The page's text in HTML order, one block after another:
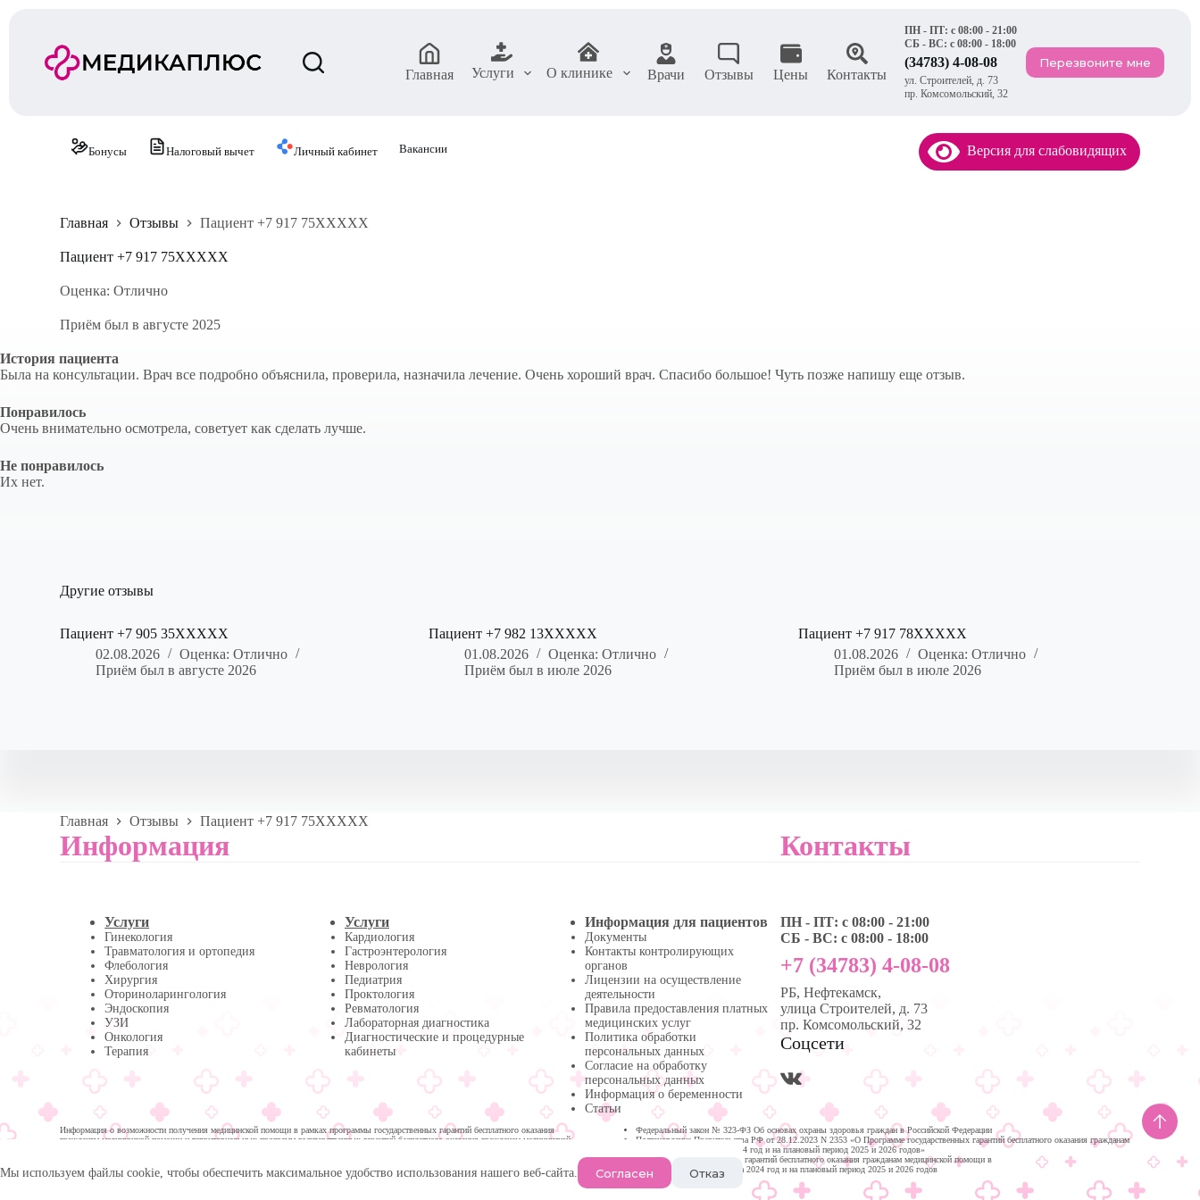
Мы используем файлы cookie, чтобы обеспечить максимальное удобство использования нашего веб-сайта. Согласен Отказ
Главная Услуги О клинике Врачи Отзывы Цены Контакты
ПН - ПТ: с 08:00 - 21:00
СБ - ВС: с 08:00 - 18:00
(34783) 4-08-08
ул. Строителей, д. 73
пр. Комсомольский, 32
Перезвоните мне
Бонусы Налоговый вычет Личный кабинет Вакансии Версия для слабовидящих
Главная Отзывы Пациент +7 917 75XXXXX
Пациент +7 917 75XXXXX
Оценка: Отлично
Приём был в августе 2025
История пациента
Была на консультации. Врач все подробно объяснила, проверила, назначила лечение. Очень хороший врач. Спасибо большое! Чуть позже напишу еще отзыв.
Понравилось
Очень внимательно осмотрела, советует как сделать лучше.
Не понравилось
Их нет.
Другие отзывы
Пациент +7 905 35XXXXX
02.08.2026
Оценка: Отлично
Приём был в августе 2026
Пациент +7 982 13XXXXX
01.08.2026
Оценка: Отлично
Приём был в июле 2026
Пациент +7 917 78XXXXX
01.08.2026
Оценка: Отлично
Приём был в июле 2026
Главная Отзывы Пациент +7 917 75XXXXX
Информация
Услуги
Гинекология
Травматология и ортопедия
Флебология
Хирургия
Оториноларингология
Эндоскопия
УЗИ
Онкология
Терапия
Услуги
Кардиология
Гастроэнтерология
Неврология
Педиатрия
Проктология
Ревматология
Лабораторная диагностика
Диагностические и процедурные
кабинеты
Информация для пациентов
Документы
Контакты контролирующих
органов
Лицензии на осуществление
деятельности
Правила предоставления платных
медицинских услуг
Политика обработки
персональных данных
Согласие на обработку
персональных данных
Информация о беременности
Статьи
Контакты
ПН - ПТ: с 08:00 - 21:00
СБ - ВС: с 08:00 - 18:00
+7 (34783) 4-08-08
РБ, Нефтекамск,
улица Строителей, д. 73
пр. Комсомольский, 32
Соцсети
Информация о возможности получения медицинской помощи в рамках программы государственных гарантий бесплатного оказания
гражданам медицинской помощи и территориальных программ государственных гарантий бесплатного оказания гражданам медицинской
Федеральный закон № 323-ФЗ Об основах охраны здоровья граждан в Российской Федерации
Постановление Правительства РФ от 28.12.2023 N 2353 «О Программе государственных гарантий бесплатного оказания гражданам
медицинской помощи на 2024 год и на плановый период 2025 и 2026 годов»
Программа государственных гарантий бесплатного оказания гражданам медицинской помощи в
Республике Башкортостан на 2024 год и на плановый период 2025 и 2026 годов
© 2026 - Медика Плюс
| Многопрофильная клиника в Нефтекамске.